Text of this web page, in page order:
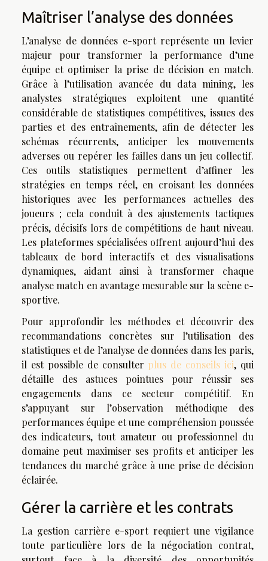
Maîtriser l’analyse des données
L’analyse de données e-sport représente un levier
majeur pour transformer la performance d’une
équipe et optimiser la prise de décision en match.
Grâce à l’utilisation avancée du data mining, les
analystes stratégiques exploitent une quantité
considérable de statistiques compétitives, issues des
parties et des entraînements, afin de détecter les
schémas récurrents, anticiper les mouvements
adverses ou repérer les failles dans un jeu collectif.
Ces outils statistiques permettent d’affiner les
stratégies en temps réel, en croisant les données
historiques avec les performances actuelles des
joueurs ; cela conduit à des ajustements tactiques
précis, décisifs lors de compétitions de haut niveau.
Les plateformes spécialisées offrent aujourd’hui des
tableaux de bord interactifs et des visualisations
dynamiques, aidant ainsi à transformer chaque
analyse match en avantage mesurable sur la scène e-
sportive.
Pour approfondir les méthodes et découvrir des
recommandations concrètes sur l’utilisation des
statistiques et de l’analyse de données dans les paris,
il est possible de consulter plus de conseils ici, qui
détaille des astuces pointues pour réussir ses
engagements dans ce secteur compétitif. En
s’appuyant sur l’observation méthodique des
performances équipe et une compréhension poussée
des indicateurs, tout amateur ou professionnel du
domaine peut maximiser ses profits et anticiper les
tendances du marché grâce à une prise de décision
éclairée.
Gérer la carrière et les contrats
La gestion carrière e-sport requiert une vigilance
toute particulière lors de la négociation contrat,